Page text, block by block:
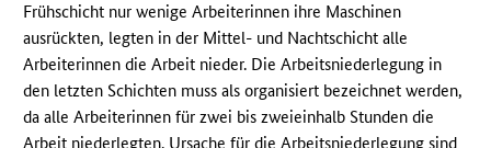
Frühschicht nur wenige Arbeiterinnen ihre Maschinen
ausrückten, legten in der Mittel- und Nachtschicht alle
Arbeiterinnen die Arbeit nieder. Die Arbeitsniederlegung in
den letzten Schichten muss als organisiert bezeichnet werden,
da alle Arbeiterinnen für zwei bis zweieinhalb Stunden die
Arbeit niederlegten. Ursache für die Arbeitsniederlegung sind